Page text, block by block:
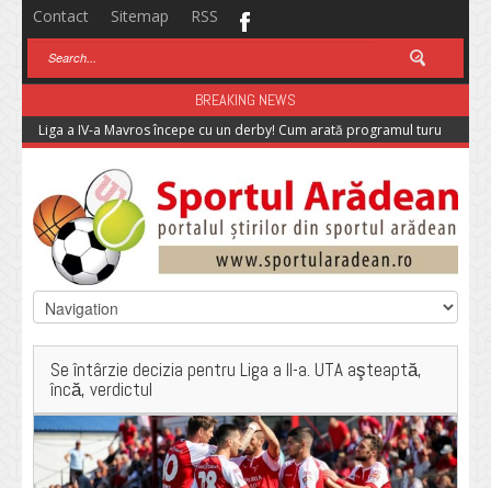
Contact Sitemap RSS
BREAKING NEWS
Liga a IV-a Mavros începe cu un derby! Cum arată programul turului
Se întârzie decizia pentru Liga a II-a. UTA aşteaptă,
încă, verdictul